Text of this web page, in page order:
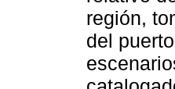
región,
del